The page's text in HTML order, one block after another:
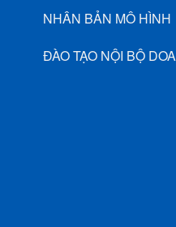
NHÂN BẢN MÔ HÌNH
ĐÀO TẠO NỘI BỘ